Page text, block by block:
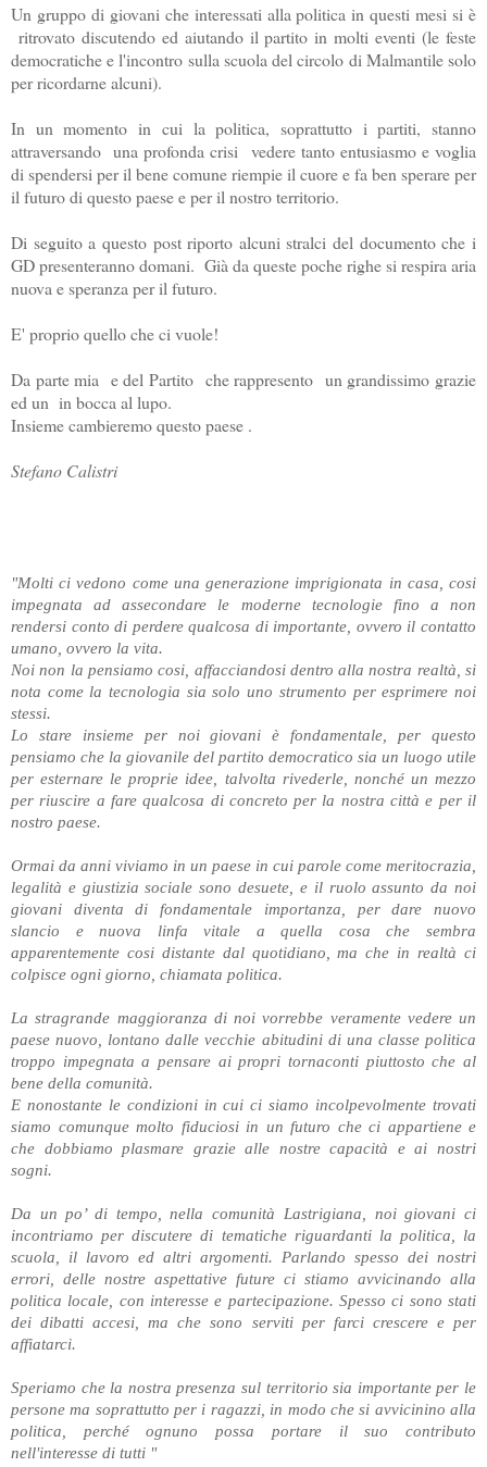
Un gruppo di giovani che interessati alla politica in questi mesi si è
ritrovato discutendo ed aiutando il partito in molti eventi (le feste
democratiche e l'incontro sulla scuola del circolo di Malmantile solo
per ricordarne alcuni).
In un momento in cui la politica, soprattutto i partiti, stanno
attraversando una profonda crisi vedere tanto entusiasmo e voglia
di spendersi per il bene comune riempie il cuore e fa ben sperare per
il futuro di questo paese e per il nostro territorio.
Di seguito a questo post riporto alcuni stralci del documento che i
GD presenteranno domani. Già da queste poche righe si respira aria
nuova e speranza per il futuro.
E' proprio quello che ci vuole!
Da parte mia e del Partito che rappresento un grandissimo grazie
ed un in bocca al lupo.
Insieme cambieremo questo paese .
Stefano Calistri
"Molti ci vedono come una generazione imprigionata in casa, cosi
impegnata ad assecondare le moderne tecnologie fino a non
rendersi conto di perdere qualcosa di importante, ovvero il contatto
umano, ovvero la vita.
Noi non la pensiamo cosi, affacciandosi dentro alla nostra realtà, si
nota come la tecnologia sia solo uno strumento per esprimere noi
stessi.
Lo stare insieme per noi giovani è fondamentale, per questo
pensiamo che la giovanile del partito democratico sia un luogo utile
per esternare le proprie idee, talvolta rivederle, nonché un mezzo
per riuscire a fare qualcosa di concreto per la nostra città e per il
nostro paese.
Ormai da anni viviamo in un paese in cui parole come meritocrazia,
legalità e giustizia sociale sono desuete, e il ruolo assunto da noi
giovani diventa di fondamentale importanza, per dare nuovo
slancio e nuova linfa vitale a quella cosa che sembra
apparentemente cosi distante dal quotidiano, ma che in realtà ci
colpisce ogni giorno, chiamata politica.
La stragrande maggioranza di noi vorrebbe veramente vedere un
paese nuovo, lontano dalle vecchie abitudini di una classe politica
troppo impegnata a pensare ai propri tornaconti piuttosto che al
bene della comunità.
E nonostante le condizioni in cui ci siamo incolpevolmente trovati
siamo comunque molto fiduciosi in un futuro che ci appartiene e
che dobbiamo plasmare grazie alle nostre capacità e ai nostri
sogni.
Da un po’ di tempo, nella comunità Lastrigiana, noi giovani ci
incontriamo per discutere di tematiche riguardanti la politica, la
scuola, il lavoro ed altri argomenti. Parlando spesso dei nostri
errori, delle nostre aspettative future ci stiamo avvicinando alla
politica locale, con interesse e partecipazione. Spesso ci sono stati
dei dibatti accesi, ma che sono serviti per farci crescere e per
affiatarci.
Speriamo che la nostra presenza sul territorio sia importante per le
persone ma soprattutto per i ragazzi, in modo che si avvicinino alla
politica, perchéognuno possa portare il suo contributo
nell'interesse di tutti "